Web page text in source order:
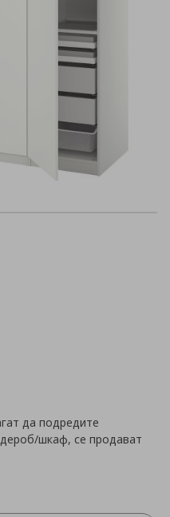
да подредите
шкаф, се продават